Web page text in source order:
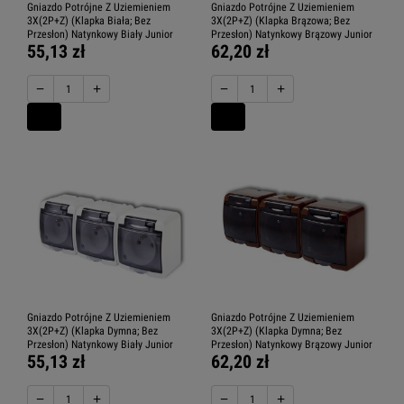
Gniazdo Potrójne Z Uziemieniem
3X(2P+Z) (Klapka Biała; Bez
Przesłon) Natynkowy Biały Junior
55,13 zł
− +
Gniazdo Potrójne Z Uziemieniem
3X(2P+Z) (Klapka Brązowa; Bez
Przesłon) Natynkowy Brązowy Junior
62,20 zł
− +
Gniazdo Potrójne Z Uziemieniem
3X(2P+Z) (Klapka Dymna; Bez
Przesłon) Natynkowy Biały Junior
55,13 zł
− +
Gniazdo Potrójne Z Uziemieniem
3X(2P+Z) (Klapka Dymna; Bez
Przesłon) Natynkowy Brązowy Junior
62,20 zł
− +